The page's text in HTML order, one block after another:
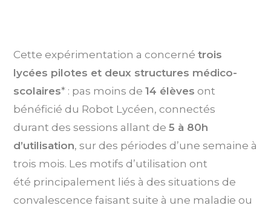
Cette expérimentation a concernétrois
lycées pilotes et deux structures médico-
scolaires* : pas moins de14 élèves ont
bénéficié du Robot Lycéen, connectés
durant des sessions allant de5 à 80h
d’utilisation, sur des périodes d’une semaine à
trois mois. Les motifs d’utilisation ont
été principalement liés à des situations de
convalescence faisant suite à une maladie ou